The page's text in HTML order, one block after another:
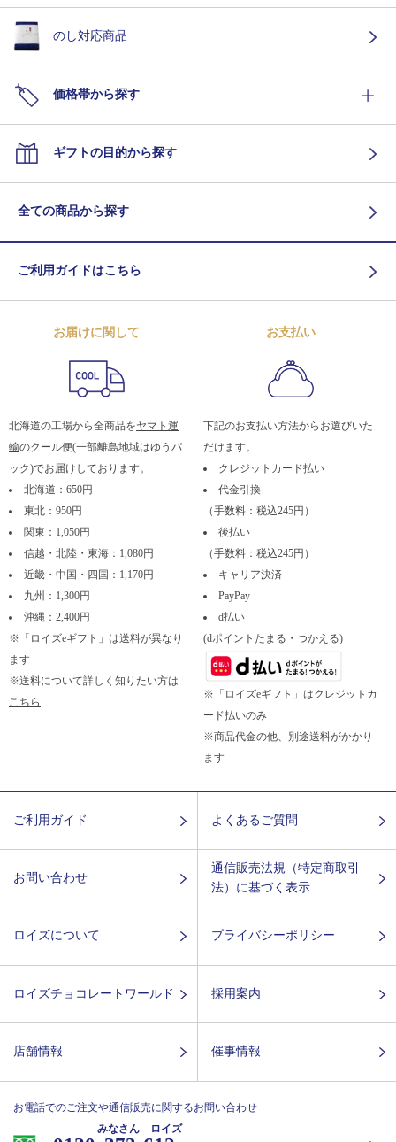
のし対応商品
価格帯から探す
ギフトの目的から探す
全ての商品から探す
ご利用ガイドはこちら
お届けに関して
北海道の工場から全商品をヤマト運
輸のクール便(一部離島地域はゆうパ
ック)でお届けしております。
北海道：650円
東北：950円
関東：1,050円
信越・北陸・東海：1,080円
近畿・中国・四国：1,170円
九州：1,300円
沖縄：2,400円
※「ロイズeギフト」は送料が異なり
ます
※送料について詳しく知りたい方は
こちら
お支払い
下記のお支払い方法からお選びいた
だけます。
クレジットカード払い
代金引換
（手数料：税込245円）
後払い
（手数料：税込245円）
キャリア決済
PayPay
d払い
(dポイントたまる・つかえる)
※「ロイズeギフト」はクレジットカ
ード払いのみ
※商品代金の他、別途送料がかかり
ます
ご利用ガイド よくあるご質問
お問い合わせ
通信販売法規（特定商取引
法）に基づく表示
ロイズについて プライバシーポリシー
ロイズチョコレートワールド 採用案内
店舗情報 催事情報
お電話でのご注文や通信販売に関するお問い合わせ
みなさん ロイズ